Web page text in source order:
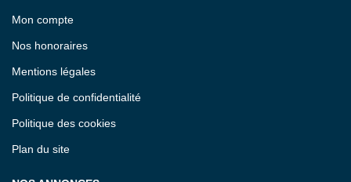
Mon compte
Nos honoraires
Mentions légales
Politique de confidentialité
Politique des cookies
Plan du site